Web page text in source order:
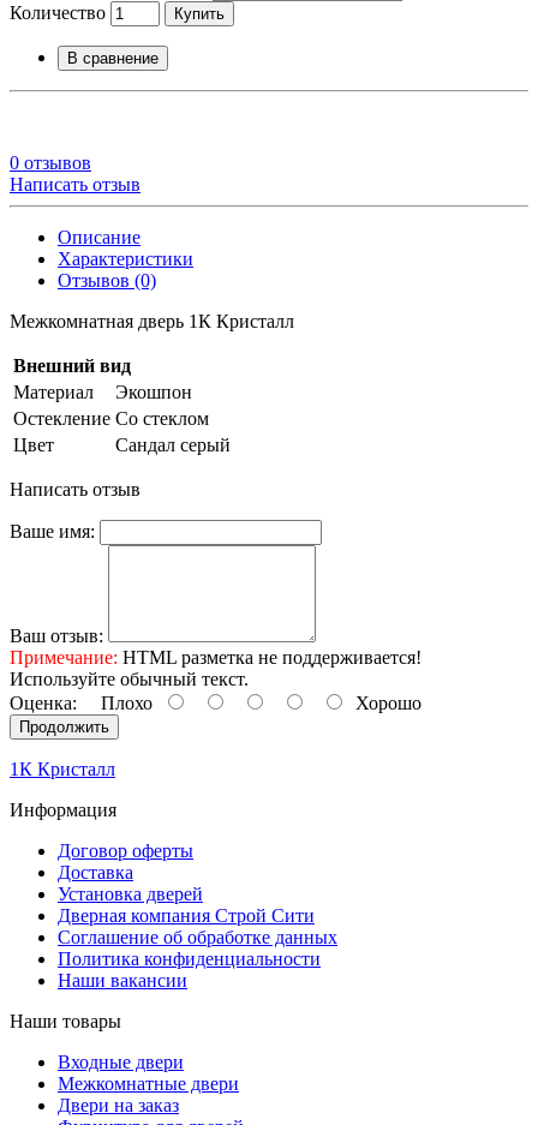
Количество
Купить
В сравнение
0 отзывов
Написать отзыв
Описание
Характеристики
Отзывов (0)
Межкомнатная дверь 1К Кристалл
Внешний вид
Материал
Экошпон
Остекление Со стеклом
Цвет
Сандал серый
Написать отзыв
Ваше имя:
Ваш отзыв:
Примечание: HTML разметка не поддерживается!
Используйте обычный текст.
Оценка: Плохо Хорошо
Продолжить
1К Кристалл
Информация
Договор оферты
Доставка
Установка дверей
Дверная компания Строй Сити
Соглашение об обработке данных
Политика конфиденциальности
Наши вакансии
Наши товары
Входные двери
Межкомнатные двери
Двери на заказ